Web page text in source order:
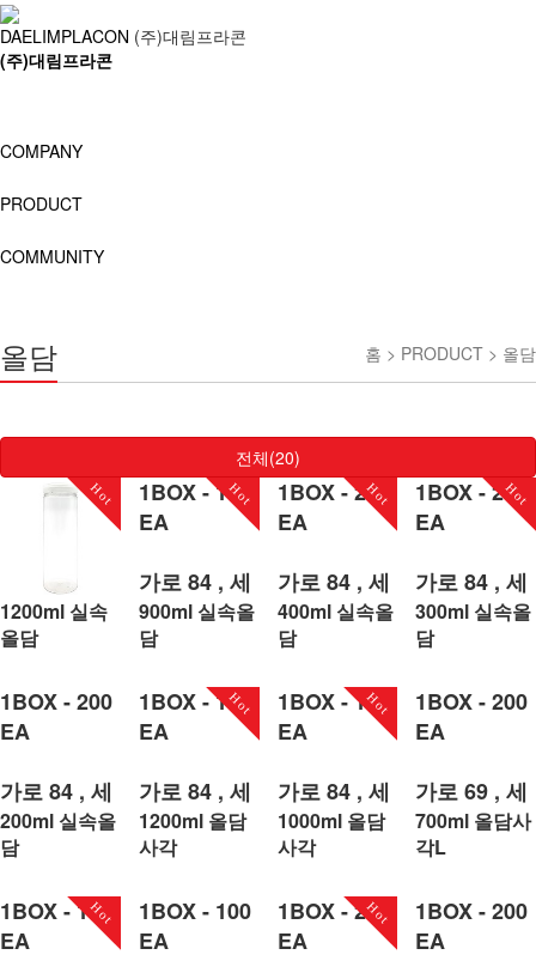
DAELIMPLACON (주)대림프라콘
(주)대림프라콘
COMPANY
PRODUCT
COMMUNITY
홈 > PRODUCT > 올담
올담
전체(20)
Hot
1BOX - 100
EA
가로 84 , 세
로 246.6
1200ml 실속
올담
Hot
1BOX - 100
EA
가로 84 , 세
로 174.5
구매하기
900ml 실속올
담
Hot
1BOX - 200
EA
가로 84 , 세
로 101.1
구매하기
400ml 실속올
담
Hot
1BOX - 200
EA
가로 84 , 세
로 83
구매하기
300ml 실속올
담
1BOX - 200
EA
가로 84 , 세
로 65.3
구매하기
200ml 실속올
담
Hot
1BOX - 100
EA
가로 84 , 세
로 227
구매하기
1200ml 올담
사각
Hot
1BOX - 100
EA
가로 84 , 세
로 187
구매하기
1000ml 올담
사각
1BOX - 200
EA
가로 69 , 세
로 198
구매하기
700ml 올담사
각L
Hot
1BOX - 100
EA
1BOX - 100
EA
Hot
1BOX - 200
EA
1BOX - 200
EA